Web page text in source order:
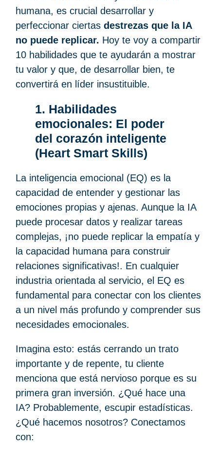
humana, es crucial desarrollar y
perfeccionar ciertas destrezas que la IA
no puede replicar. Hoy te voy a compartir
10 habilidades que te ayudarán a mostrar
tu valor y que, de desarrollar bien, te
convertirá en líder insustituible.
1. Habilidades
emocionales: El poder
del corazón inteligente
(Heart Smart Skills)
La inteligencia emocional (EQ) es la
capacidad de entender y gestionar las
emociones propias y ajenas. Aunque la IA
puede procesar datos y realizar tareas
complejas, ¡no puede replicar la empatía y
la capacidad humana para construir
relaciones significativas!. En cualquier
industria orientada al servicio, el EQ es
fundamental para conectar con los clientes
a un nivel más profundo y comprender sus
necesidades emocionales.
Imagina esto: estás cerrando un trato
importante y de repente, tu cliente
menciona que está nervioso porque es su
primera gran inversión. ¿Qué hace una
IA? Probablemente, escupir estadísticas.
¿Qué hacemos nosotros? Conectamos
con: